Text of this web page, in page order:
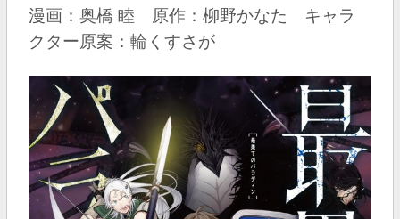
漫画：奥橋 睦 原作：柳野かなた キャラ
クター原案：輪くすさが